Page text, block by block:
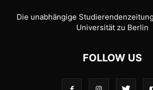
Die unabhängige
Universität zu Berlin
FOLLOW US